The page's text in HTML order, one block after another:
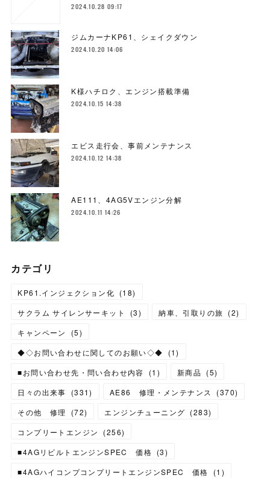
2024.10.28 09:17
ジムカーナKP61、シェイクダウン
2024.10.20 14:06
K様ハチロク、エンジン搭載準備
2024.10.15 14:38
エビス走行会、事前メンテナンス
2024.10.12 14:38
AE111、4AG5Vエンジン分解
2024.10.11 14:26
カテゴリ
KP61.インジェクション化 (18)
サクラム サイレンサーキット
(3) 納車、引取りの旅 (2)
キャンペーン
(5)
◆◇お問い合わせに関してのお願い◇◆
(1)
■お問い合わせ先・問い合わせ内容
(1 ) 新商品 (5)
日々の出来事
(331) AE86 修理・メンテナンス (370)
その他 修理
(72) エンジンチューニング (283)
コンプリートエンジン
(256)
■4AGリビルトエンジンSPEC 価格 (3)
■4AGハイコンプコンプリートエンジンSPEC 価格
(1 )